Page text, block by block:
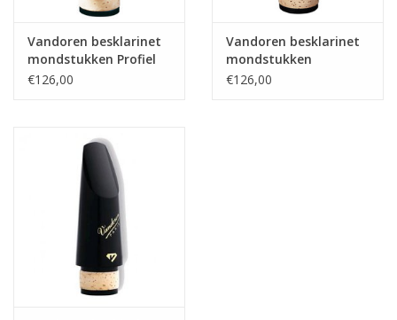
Vandoren besklarinet
mondstukken Profiel
88
€126,00
Vandoren besklarinet
mondstukken
Traditional
€126,00